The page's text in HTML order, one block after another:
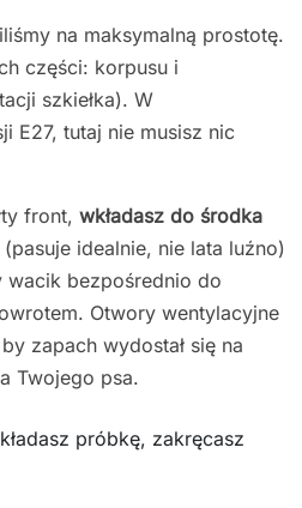
na maksymalną prostotę.
części: korpusu i
szkiełka). W
E27, tutaj nie musisz nic
front, wkładasz do środka
(pasuje idealnie, nie lata luźno)
wacik bezpośrednio do
Otwory wentylacyjne
zapach wydostał się na
Twojego psa.
próbkę, zakręcasz